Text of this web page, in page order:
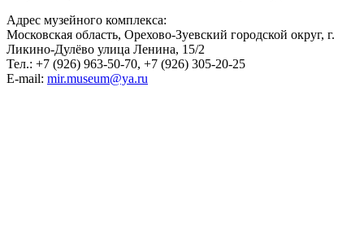
Адрес музейного комплекса:
Московская область, Орехово-Зуевский городской округ, г.
Ликино-Дулёво улица Ленина, 15/2
Тел.: +7 (926) 963-50-70, +7 (926) 305-20-25
E-mail: mir.museum@ya.ru